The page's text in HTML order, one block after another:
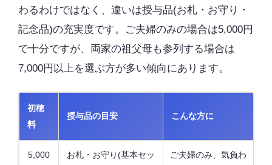
わるわけではなく、違いは授与品(お札・お守り・
記念品)の充実度です。ご夫婦のみの場合は5,000円
で十分ですが、両家の祖父母も参列する場合は
7,000円以上を選ぶ方が多い傾向にあります。
初穂
料
授与品の目安 こんな方に
5,000 お札・お守り(基本セッ ご夫婦のみ、気負わ